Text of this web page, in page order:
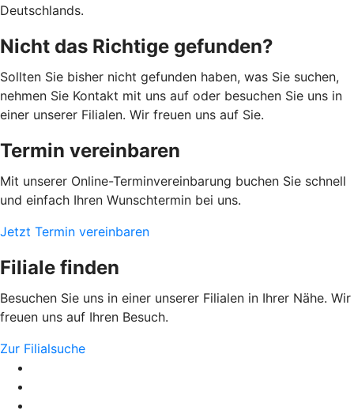
Deutschlands.
Nicht das Richtige gefunden?
Sollten Sie bisher nicht gefunden haben, was Sie suchen,
nehmen Sie Kontakt mit uns auf oder besuchen Sie uns in
einer unserer Filialen. Wir freuen uns auf Sie.
Termin vereinbaren
Mit unserer Online-Terminvereinbarung buchen Sie schnell
und einfach Ihren Wunschtermin bei uns.
Jetzt Termin vereinbaren
Filiale finden
Besuchen Sie uns in einer unserer Filialen in Ihrer Nähe. Wir
freuen uns auf Ihren Besuch.
Zur Filialsuche